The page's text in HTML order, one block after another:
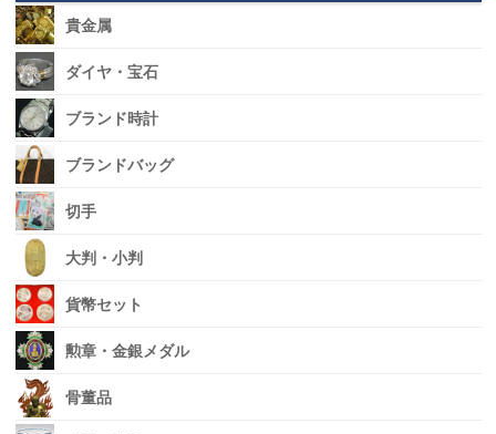
貴金属
ダイヤ・宝石
ブランド時計
ブランドバッグ
切手
大判・小判
貨幣セット
勲章・金銀メダル
骨董品